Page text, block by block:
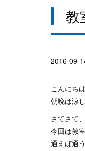
2016-09-
こんにち
朝晩は涼
さてさて、
今回は教
通えば通